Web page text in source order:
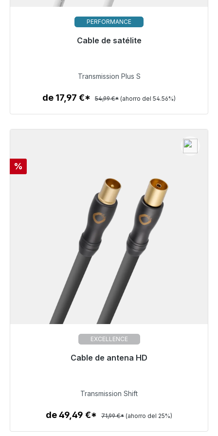
PERFORMANCE
Cable de satélite
Listo para envío inmediato, plazo de entrega 48h*
Detalles
Transmission Plus S
de 17,97 €* 54,99 €* (ahorro del 54.56%)
Descuento
%
EXCELLENCE
Cable de antena HD
Listo para envío inmediato, plazo de entrega 48h*
Detalles
Transmission Shift
de 49,49 €* 71,99 €* (ahorro del 25%)